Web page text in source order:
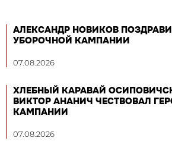
АЛЕКСАНДР НОВИКОВ
УБОРОЧНОЙ КАМПАНИИ
07.08.2026
ХЛЕБНЫЙ КАРАВАЙ
ВИКТОР АНАНИЧ ЧЕСТВОВАЛ
КАМПАНИИ
07.08.2026